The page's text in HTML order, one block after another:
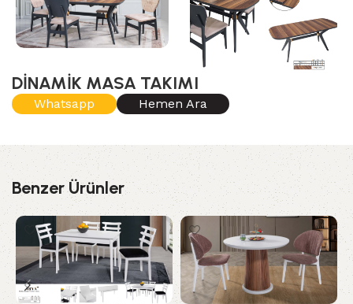
DİNAMİK MASA TAKIMI
Whatsapp Hemen Ara
Benzer Ürünler